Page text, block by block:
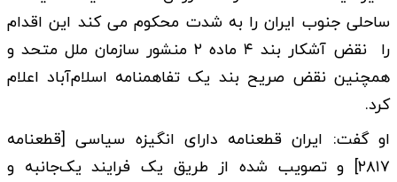
ساحلی جنوب ایران را به شدت محکوم می کند این اقدام
را نقض آشکار بند ۴ ماده ۲ منشور سازمان ملل متحد و
همچنین نقض صریح بند یک تفاهمنامه اسلام‌آباد اعلام
کرد.
او گفت: ایران قطعنامه دارای انگیزه سیاسی [قطعنامه
۲۸۱۷] و تصویب شده از طریق یک فرایند یک‌جانبه و